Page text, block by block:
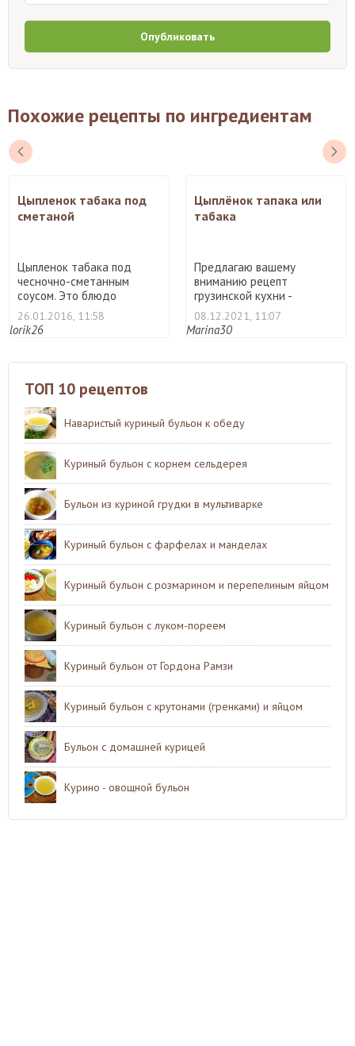
Опубликовать
Похожие рецепты по ингредиентам
Цыпленок табака под
сметаной
Цыпленок табака под
чесночно-сметанным
соусом. Это блюдо
грузинской ...
26.01.2016, 11:58
lorik26
Цыплёнок тапака или
табака
Предлагаю вашему
вниманию рецепт
грузинской кухни -
цыпленок тапака ...
08.12.2021, 11:07
Marina30
ТОП 10 рецептов
Наваристый куриный бульон к обеду
Куриный бульон с корнем сельдерея
Бульон из куриной грудки в мультиварке
Куриный бульон с фарфелах и манделах
Куриный бульон с розмарином и перепелиным яйцом
Куриный бульон с луком-пореем
Куриный бульон от Гордона Рамзи
Куриный бульон с крутонами (гренками) и яйцом
Бульон с домашней курицей
Курино - овощной бульон